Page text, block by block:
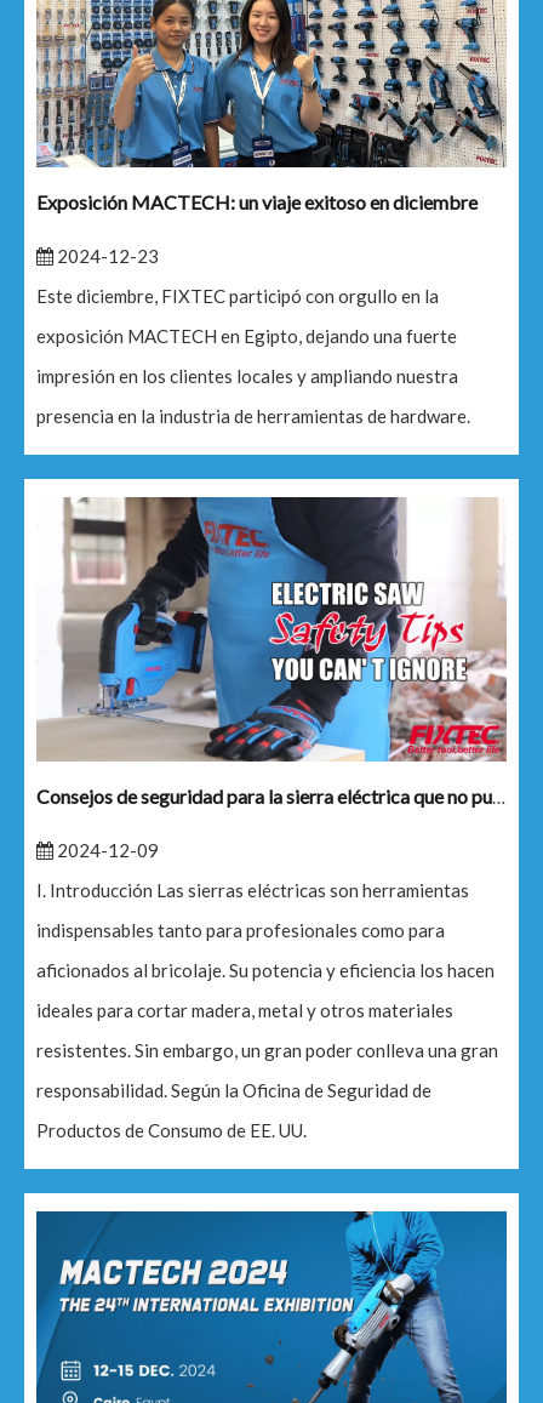
Exposición MACTECH: un viaje exitoso en diciembre
2024-12-23
Este diciembre, FIXTEC participó con orgullo en la
exposición MACTECH en Egipto, dejando una fuerte
impresión en los clientes locales y ampliando nuestra
presencia en la industria de herramientas de hardware.
Consejos de seguridad para la sierra eléctrica que no puede ignorar
2024-12-09
I. Introducción Las sierras eléctricas son herramientas
indispensables tanto para profesionales como para
aficionados al bricolaje. Su potencia y eficiencia los hacen
ideales para cortar madera, metal y otros materiales
resistentes. Sin embargo, un gran poder conlleva una gran
responsabilidad. Según la Oficina de Seguridad de
Productos de Consumo de EE. UU.